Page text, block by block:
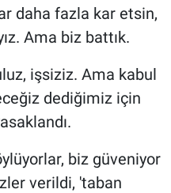
daha fazla kar etsin,
Ama biz battık.
işsiziz. Ama kabul
dediğimiz için
biz güveniyor
verildi, 'taban